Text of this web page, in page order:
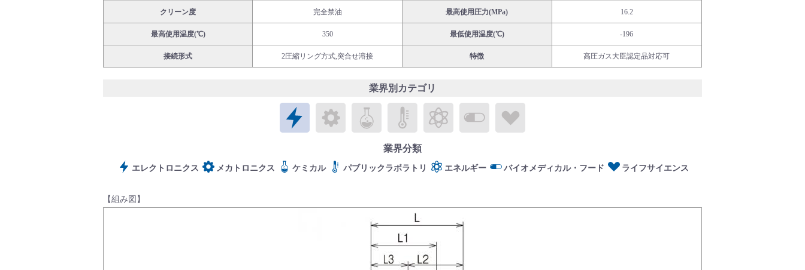
製品カタログダウンロード
クリーン度 完全禁油 最高使用圧力(MPa) 16.2
最高使用温度(℃) 350 最低使用温度(℃) -196
接続形式 2圧縮リング方式,突合せ溶接 特徴 高圧ガス大臣認定品対応可
業界別カテゴリ
エレクトロニクス
メカトロニクス
ケミカル パブリックラボラトリバイオメディカル・フード
業界分類
エレクトロニクス メカトロニクス ケミカル パブリックラボラトリ エネルギー バイオメディカル・フード ライフサイエンス
【組み図】